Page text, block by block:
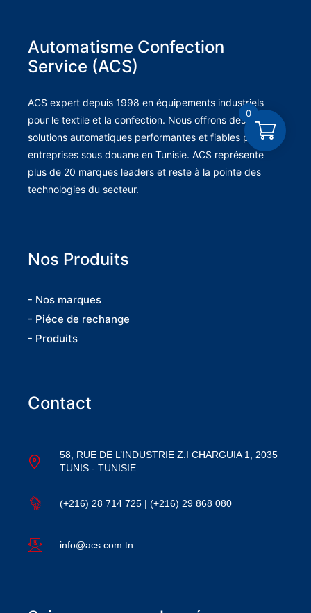
Automatisme Confection
Service (ACS)
ACS expert depuis 1998 en équipements industriels
pour le textile et la confection. Nous offrons des
solutions automatiques performantes et fiables pour les
entreprises sous douane en Tunisie. ACS représente
plus de 20 marques leaders et reste à la pointe des
technologies du secteur.
Nos Produits
- Nos marques
- Piéce de rechange
- Produits
Contact
58, RUE DE L’INDUSTRIE Z.I CHARGUIA 1, 2035
TUNIS - TUNISIE
(+216) 28 714 725 | (+216) 29 868 080
info@acs.com.tn
0